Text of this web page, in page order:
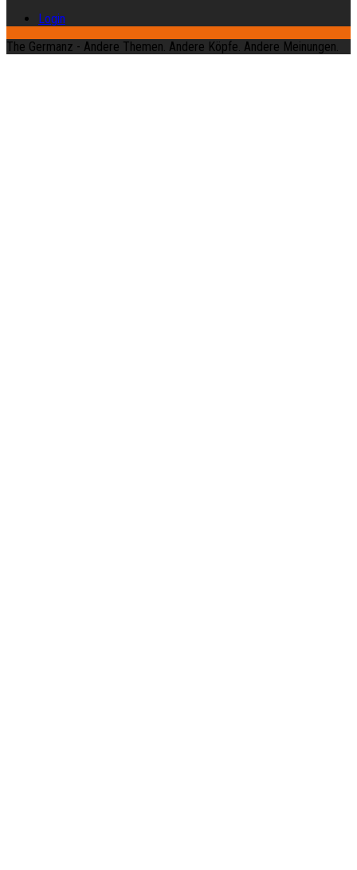
Login
The Germanz - Andere Themen. Andere Köpfe. Andere Meinungen.